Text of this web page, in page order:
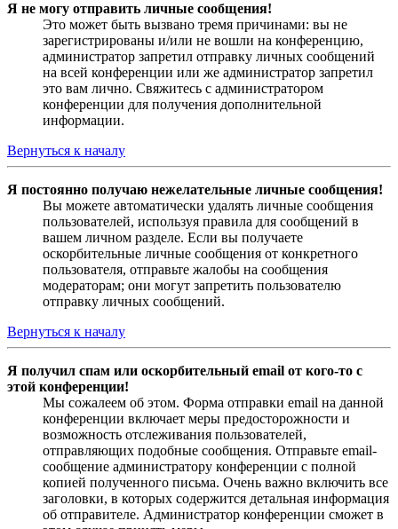
Я не могу отправить личные сообщения!
Это может быть вызвано тремя причинами: вы не
зарегистрированы и/или не вошли на конференцию,
администратор запретил отправку личных сообщений
на всей конференции или же администратор запретил
это вам лично. Свяжитесь с администратором
конференции для получения дополнительной
информации.
Вернуться к началу
Я постоянно получаю нежелательные личные сообщения!
Вы можете автоматически удалять личные сообщения
пользователей, используя правила для сообщений в
вашем личном разделе. Если вы получаете
оскорбительные личные сообщения от конкретного
пользователя, отправьте жалобы на сообщения
модераторам; они могут запретить пользователю
отправку личных сообщений.
Вернуться к началу
Я получил спам или оскорбительный email от кого-то с
этой конференции!
Мы сожалеем об этом. Форма отправки email на данной
конференции включает меры предосторожности и
возможность отслеживания пользователей,
отправляющих подобные сообщения. Отправьте email-
сообщение администратору конференции с полной
копией полученного письма. Очень важно включить все
заголовки, в которых содержится детальная информация
об отправителе. Администратор конференции сможет в